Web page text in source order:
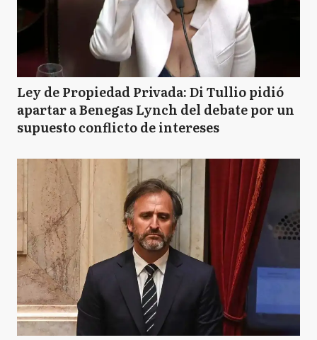
Ley de Propiedad Privada: Di Tullio pidió
apartar a Benegas Lynch del debate por un
supuesto conflicto de intereses